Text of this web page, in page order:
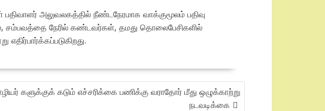
அலுவலகத்தில் நீண்டநேரமாக வாக்குமூலம் பதிவு
சம்பவத்தை நேரில் கண்டவர்கள், தமது தொலைபேசிகளில்
களுக்குக் கடும் எச்சரிக்கை பணிக்கு வராதோர் மீது ஒழுக்காற்று
நடவடிக்கை